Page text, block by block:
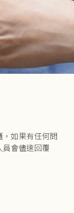
如果有任何問
會儘速回覆